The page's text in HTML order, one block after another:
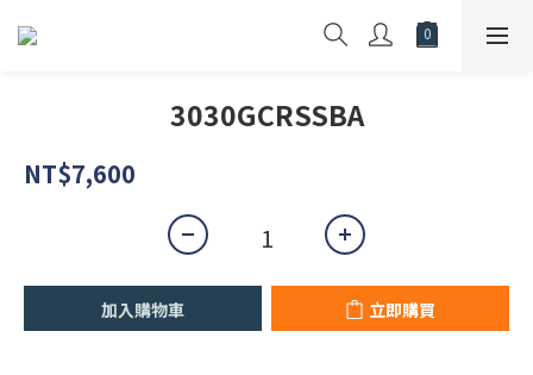
3030GCRSSBA
NT$7,600
加入購物車 立即購買